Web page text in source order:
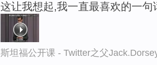
这让我想起,我一直最喜欢的一句
斯坦福公开课 - Twitter之父